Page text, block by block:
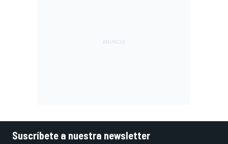
Suscríbete a nuestra newsletter